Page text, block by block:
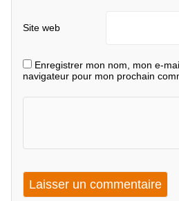
Site web
Enregistrer mon nom, mon e-
navigateur pour mon prochain